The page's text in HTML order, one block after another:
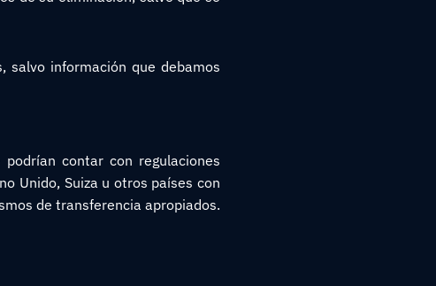
salvo información que debamos
contar con regulaciones
Unido, Suiza u otros países con
de transferencia apropiados.